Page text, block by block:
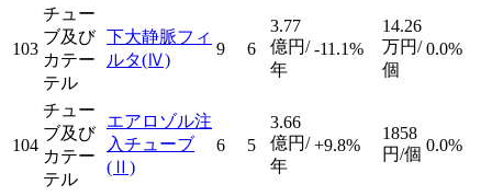
103
チュー
ブ及び
カテー
テル
下大静脈フィ
ルタ(Ⅳ)
9 6
3.77
億円/
年
-11.1%
14.26
万円/
個
0.0%
104
チュー
ブ及び
カテー
テル
エアロゾル注
入チューブ
(Ⅱ)
6 5
3.66
億円/
年
+9.8%
1858
円/個 0.0%